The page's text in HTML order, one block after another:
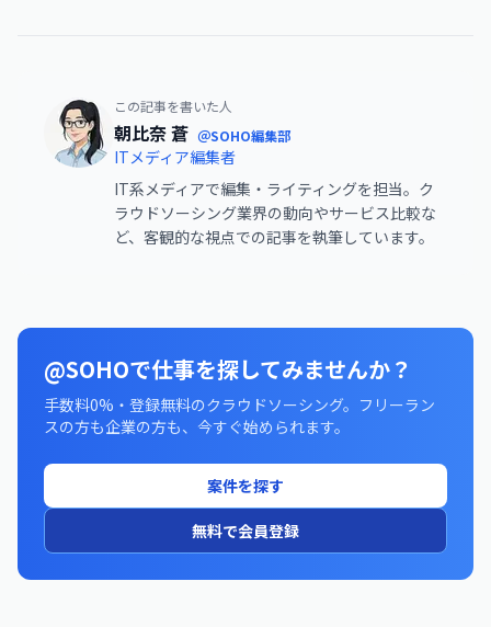
この記事を書いた人
朝比奈 蒼 ＠SOHO編集部
ITメディア編集者
IT系メディアで編集・ライティングを担当。ク
ラウドソーシング業界の動向やサービス比較な
ど、客観的な視点での記事を執筆しています。
@SOHOで仕事を探してみませんか？
手数料0%・登録無料のクラウドソーシング。フリーラン
スの方も企業の方も、今すぐ始められます。
案件を探す
無料で会員登録